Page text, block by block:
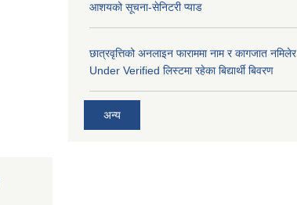
आशयको सूचना-सेनिटरी प्याड
छात्रवृत्तिको अनलाइन फाराममा नाम र कागजात नमिलेर
Under Verified लिस्टमा रहेका बिद्यार्थी बिवरण
अन्य